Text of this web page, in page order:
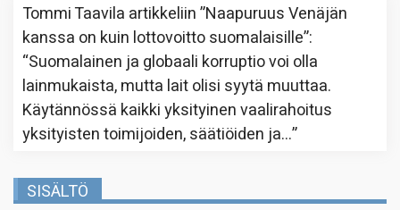
Tommi Taavila artikkeliin”Naapuruus Venäjän
kanssa on kuin lottovoitto suomalaisille”:
“Suomalainen ja globaali korruptio voi olla
lainmukaista, mutta lait olisi syytä muuttaa.
Käytännössä kaikki yksityinen vaalirahoitus
yksityisten toimijoiden, säätiöiden ja…”
SISÄLTÖ